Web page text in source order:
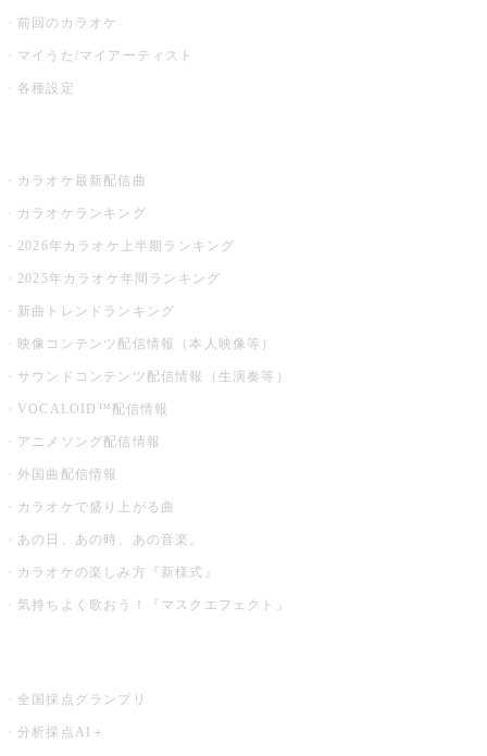
前回のカラオケ
マイうた/マイアーティスト
各種設定
カラオケ最新配信曲
カラオケランキング
2026年カラオケ上半期ランキング
2025年カラオケ年間ランキング
新曲トレンドランキング
映像コンテンツ配信情報（本人映像等）
サウンドコンテンツ配信情報（生演奏等）
VOCALOID™配信情報
アニメソング配信情報
外国曲配信情報
カラオケで盛り上がる曲
あの日、あの時、あの音楽。
カラオケの楽しみ方『新様式』
気持ちよく歌おう！『マスクエフェクト』
全国採点グランプリ
分析採点AI＋